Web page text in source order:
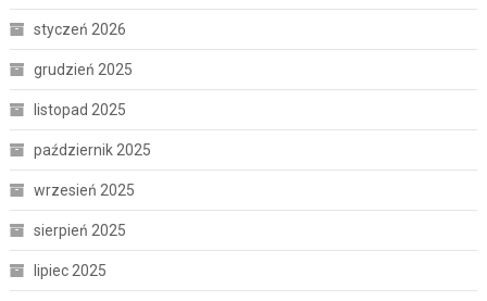
styczeń 2026
grudzień 2025
listopad 2025
październik 2025
wrzesień 2025
sierpień 2025
lipiec 2025